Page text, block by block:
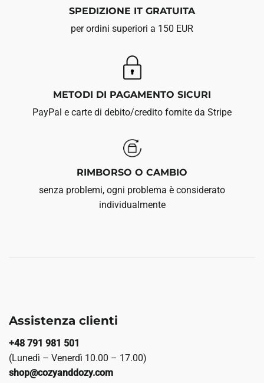
SPEDIZIONE IT GRATUITA
per ordini superiori a 150 EUR
METODI DI PAGAMENTO SICURI
PayPal e carte di debito/credito fornite da Stripe
RIMBORSO O CAMBIO
senza problemi, ogni problema è considerato
individualmente
Assistenza clienti
+48 791 981 501
(Lunedì – Venerdì 10.00 – 17.00)
shop@cozyanddozy.com